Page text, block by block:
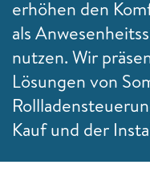
erhöhen den
als
nutzen. Wir
Lösungen von
Kauf und der